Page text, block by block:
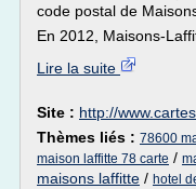
code postal de
En 2012, Maisons-
Lire la suite
Site : http://
Thèmes liés : 78600
maison laffitte 78 carte /
maisons laffitte / hotel